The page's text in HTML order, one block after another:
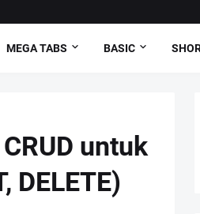
MEGA TABS BASIC
untuk
DELETE)